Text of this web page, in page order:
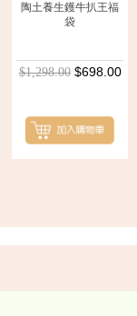
陶土養生鑊牛扒王福
袋
$1,298.00 $698.00
Back